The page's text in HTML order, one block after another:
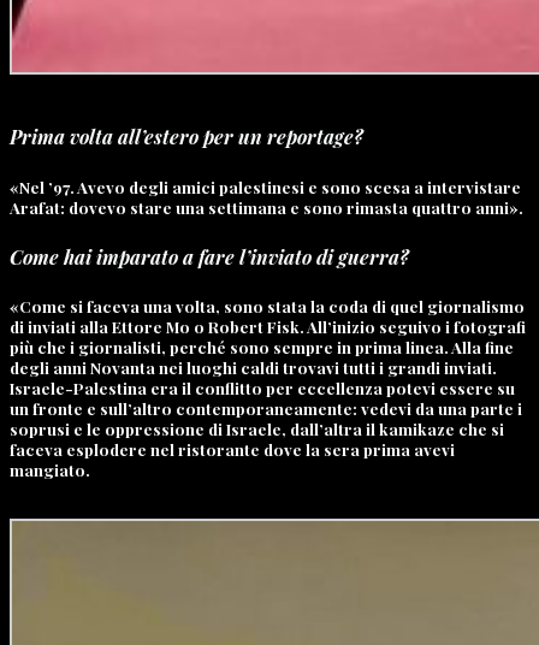
Prima volta all’estero per un reportage?
«Nel ’97. Avevo degli amici palestinesi e sono scesa a intervistare
Arafat: dovevo stare una settimana e sono rimasta quattro anni».
Come hai imparato a fare l’inviato di guerra?
«Come si faceva una volta, sono stata la coda di quel giornalismo
di inviati alla Ettore Mo o Robert Fisk. All’inizio seguivo i fotografi
più che i giornalisti, perché sono sempre in prima linea. Alla fine
degli anni Novanta nei luoghi caldi trovavi tutti i grandi inviati.
Israele-Palestina era il conflitto per eccellenza potevi essere su
un fronte e sull’altro contemporaneamente: vedevi da una parte i
soprusi e le oppressione di Israele, dall’altra il kamikaze che si
faceva esplodere nel ristorante dove la sera prima avevi
mangiato.